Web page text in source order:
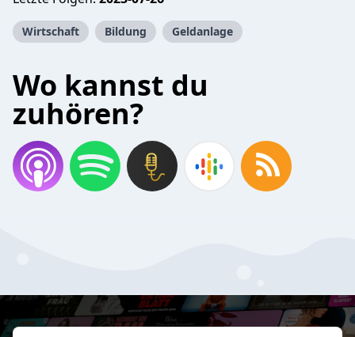
Wirtschaft Bildung Geldanlage
Wo kannst du
zuhören?